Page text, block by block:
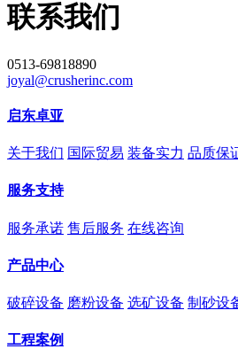
联系我们
0513-69818890
joyal@crusherinc.com
启东卓亚
关于我们 国际贸易 装备实力 品质保
服务支持
服务承诺 售后服务 在线咨询
产品中心
破碎设备 磨粉设备 选矿设备 制砂设
工程案例